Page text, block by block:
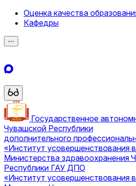
Оценка качества
Кафедры
⋯
Государственное
Чувашской Республики
дополнительного
«Институт усовершенствования
Министерства здравоохранения
Республики ГАУ ДПО
«Институт усовершенствования